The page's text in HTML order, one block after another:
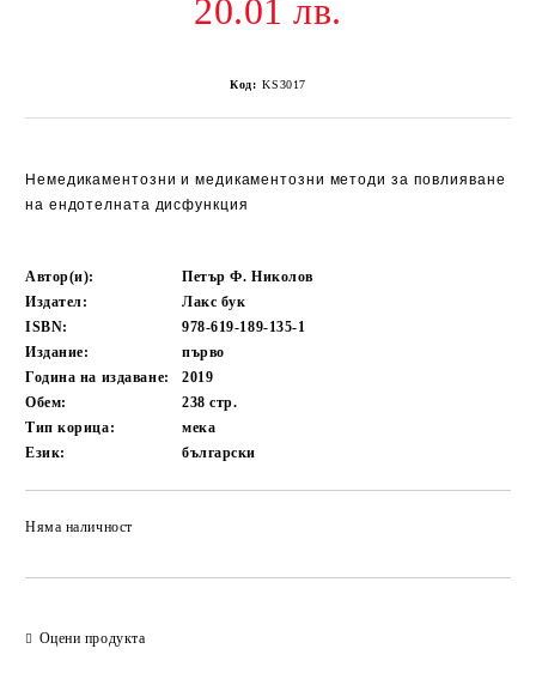
20.01 лв.
Код: KS3017
Немедикаментозни и медикаментозни методи за повлияване
на ендотелната дисфункция
Автор(и):
Петър Ф. Николов
Издател:
Лакс бук
ISBN:
978-619-189-135-1
Издание:
първо
Година на издаване:
2019
Обем:
238стр.
Тип корица:
мека
Език:
български
Няма наличност
Оцени продукта